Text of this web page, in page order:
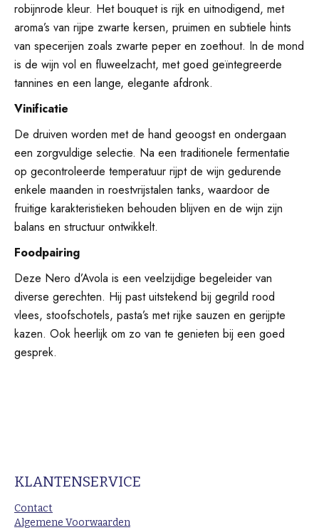
robijnrode kleur. Het bouquet is rijk en uitnodigend, met
aroma’s van rijpe zwarte kersen, pruimen en subtiele hints
van specerijen zoals zwarte peper en zoethout. In de mond
is de wijn vol en fluweelzacht, met goed geïntegreerde
tannines en een lange, elegante afdronk.
Vinificatie
De druiven worden met de hand geoogst en ondergaan
een zorgvuldige selectie. Na een traditionele fermentatie
op gecontroleerde temperatuur rijpt de wijn gedurende
enkele maanden in roestvrijstalen tanks, waardoor de
fruitige karakteristieken behouden blijven en de wijn zijn
balans en structuur ontwikkelt.
Foodpairing
Deze Nero d’Avola is een veelzijdige begeleider van
diverse gerechten. Hij past uitstekend bij gegrild rood
vlees, stoofschotels, pasta’s met rijke sauzen en gerijpte
kazen. Ook heerlijk om zo van te genieten bij een goed
gesprek.
KLANTENSERVICE
Contact
Algemene Voorwaarden